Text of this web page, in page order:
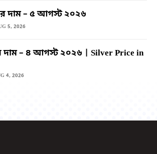
– ৫ আগস্ট ২০২৬
5, 2026
– ৪ আগস্ট ২০২৬ | Silver Price in
4, 2026